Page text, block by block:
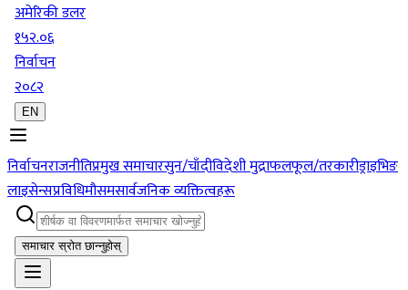
अमेरिकी डलर
१५२.०६
निर्वाचन
२०८२
EN
निर्वाचनराजनीतिप्रमुख समाचारसुन/चाँदीविदेशी मुद्राफलफूल/तरकारीड्राइभिङ
लाइसेन्सप्रविधिमौसमसार्वजनिक व्यक्तित्वहरू
समाचार स्रोत छान्नुहोस्